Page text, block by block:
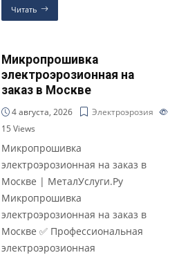
Читать
Микропрошивка
электроэрозионная на
заказ в Москве
4 августа, 2026
Электроэрозия
15Views
Микропрошивка
электроэрозионная на заказ в
Москве | МеталУслуги.Ру
Микропрошивка
электроэрозионная на заказ в
Москве ✅ Профессиональная
электроэрозионная